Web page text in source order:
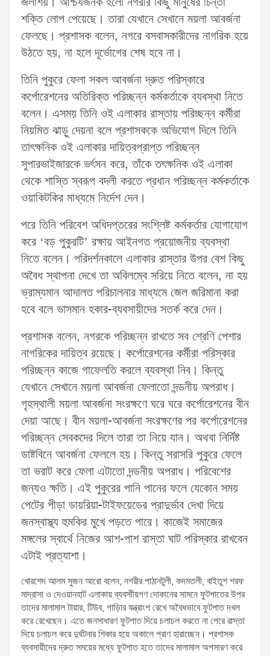
শক্তি লোপ পেয়েছে। তারা যেখানে সেখানে ময়লা আবর্জনা
ফেলছে। প্রশাসক বলেন, নগরে বসবাসকারীদের নাগরিক হয়ে
উঠতে হয়, না হলে দূর্ভোগের শেষ হবে না।
তিনি পুকুরে ফেলা সকল আবর্জনা দ্রুত পরিস্কারে
কর্পোরেশনের অতিরিক্ত পরিচ্ছন্ন কর্মকর্তাকে ব্যবস্থা নিতে
বলেন। এসময় তিনি ওই এলাকার রাস্তায় পরিচ্ছন্ন কর্মীরা
নিয়মিত ঝাড়ু দেয়না বলে প্রশাসককে অভিযোগ দিলে তিনি
তাৎক্ষনিক ওই এলাকার দায়িত্বপ্রাপ্ত পরিচ্ছন্ন
সুপারভাইজারকেভর্ৎসন করে, তাঁকে তৎক্ষনিক ওই এলাকা
থেকে শাস্তি স্বরূপ বদলী করতে প্রধান পরিচ্ছন্ন কর্মকর্তাকে
ওয়াকিটকির মাধ্যমে নির্দেশ দেন।
পরে তিনি পরিবেশ অধিদপ্তরের সংশ্লিষ্ট কর্মকর্তার যোগাযোগ
করে ‘বড় পুকুরটি’ রক্ষায় আইনগত প্রয়োজনীয় ব্যবস্থা
নিতে বলেন। পরিদর্শনকালে এলাকার রাস্তার উপর বেশ কিছু
অবৈধ স্থাপনা দেখে তা অবিলম্বে সরিয়ে নিতে বলেন, না হয়
ভ্রাম্যমান আদালত পরিচালনার মাধ্যমে জেল জরিমানা করা
হবে বলে ভাসমান হকার-ব্যবসায়ীদের সতর্ক করে দেন।
প্রশাসক বলেন, নগরকে পরিচ্ছন্ন রাখতে সব শ্রেণি পেশার
নাগরিকের দায়িত্ব রয়েছে। কর্পোরেশনের কর্মীরা পরিস্কার
পরিচ্ছন্ন কাজে গাফেলতি করলে ব্যবস্থা নিব। কিন্তু
যেখানে সেখানে ময়লা আবর্জনা ফেলাতো দন্ডনীয় অপরাধ।
গৃহস্থালী ময়লা আবর্জনা সংরক্ষণে ঘরে ঘরে কর্পোরেশনের বীন
দেয়া আছে। বীন ময়লা-আবর্জনা সংরক্ষণের পর কর্পোরেশনের
পরিচ্ছন্ন সেবকদের দিলে তারা তা নিয়ে যান। অথবা নির্দিষ্ট
ডাষ্টবিনে আবর্জনা ফেললে হয়। কিন্তু সরাসরি পুকুরে ফেলে
তা ভরাট করে ফেলা এটাতো দন্ডনীয় অপরাধ। পরিবেশের
জন্যও ক্ষতি। এই পুকুরের পানি পানের ফলে যেকোন সময়
পেটের পীড়া ডায়রিয়া-টাইফয়েডের প্রাদুর্ভাব দেখা দিয়ে
জনস্বাস্থ্য হুমকির মুখে পড়তে পারে। কাজেই সমাজের
মঙ্গলের স্বার্থে নিজের আশ-পাশ রাস্তা ঘাট পরিস্কার রাখবেন
এটাই প্রত্যাশা।
খোরশেদ আলম সুজন আরো বলেন, নগরীর পাঠানটুলী, কদমতলী, বাইতুশ শরফ
মাদ্রাসা ও দেওয়ানহাট এলাকায় ব্যবসাীয়গণ দোকানের সামনে ফুটপাতের উপর
তাদের মালামাল টায়ার, টিউব, গাড়িার যন্ত্রাংশ রেখে অবৈধভাবে ফুটপাত দখল
করে রেখেছেন। এতে জনসাধারণ ফুটপাত দিয়ে চলাচল করতে না পেরে রাস্তা
দিয়ে চলাচল করে দুর্ঘটনার শিকার হয়ে অকালে প্রাণ হারাচ্ছেন। প্রশাসক
ব্যবসায়ীদের দ্রুত সময়ের মধ্যে ফুটপাত হতে তাদের মালামাল অপসারণ করে